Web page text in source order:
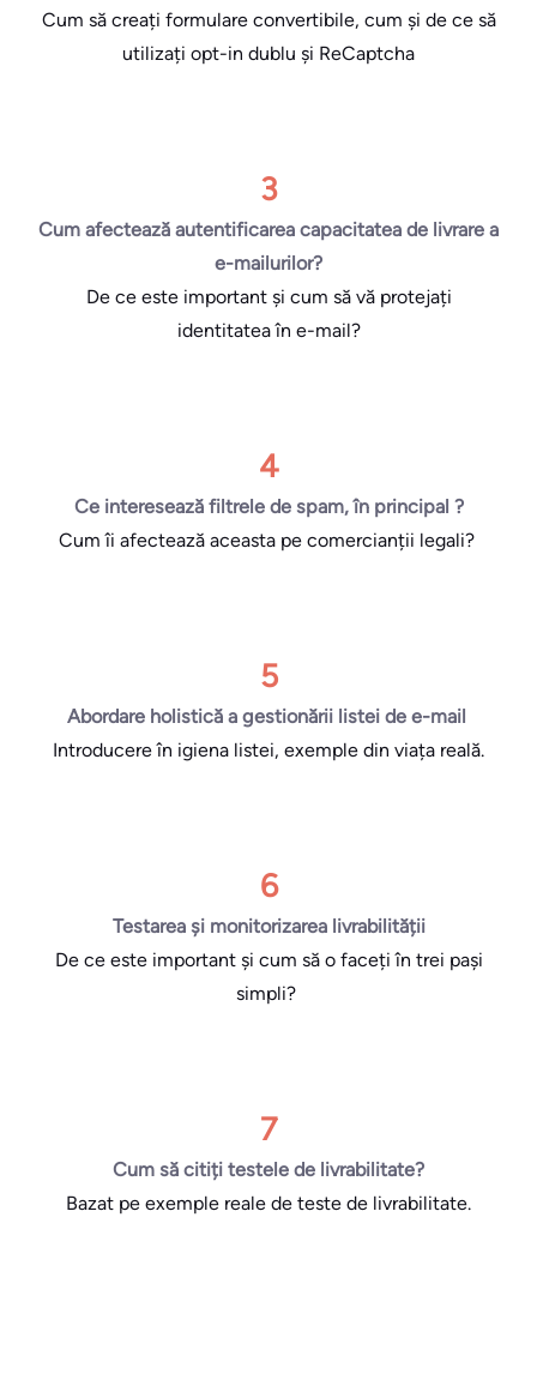
Cum să creați formulare convertibile, cum și de ce să
utilizați opt-in dublu și ReCaptcha
3
Cum afectează autentificarea capacitatea de livrare a
e-mailurilor?
De ce este important și cum să vă protejați
identitatea în e-mail?
4
Ce interesează filtrele de spam, în principal ?
Cum îi afectează aceasta pe comercianții legali?
5
Abordare holistică a gestionării listei de e-mail
Introducere în igiena listei, exemple din viața reală.
6
Testarea și monitorizarea livrabilității
De ce este important și cum să o faceți în trei pași
simpli?
7
Cum să citiți testele de livrabilitate?
Bazat pe exemple reale de teste de livrabilitate.